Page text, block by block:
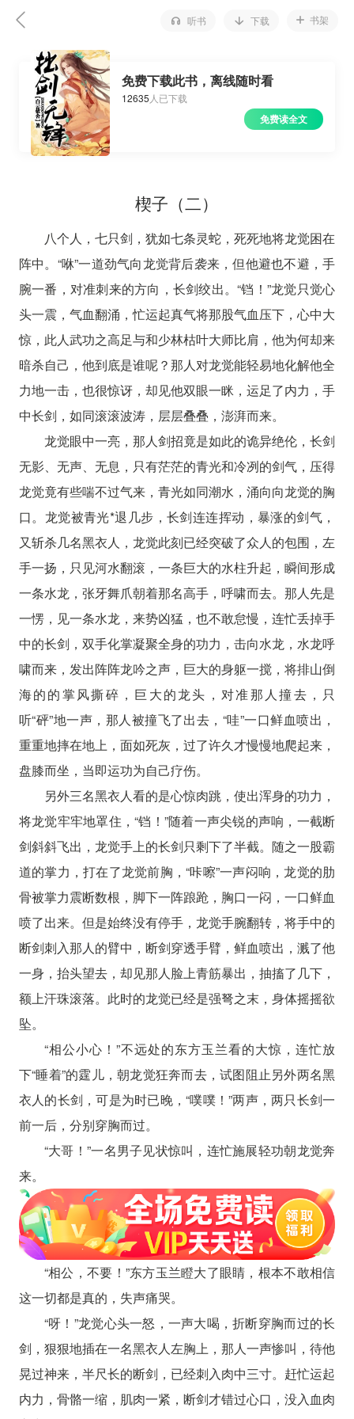
听书 下载 书架
免费下载此书，离线随时看
12635 人已下载
免费读全文
楔子（二）
八个人，七只剑，犹如七条灵蛇，死死地将龙觉困在
阵中。“咻”一道劲气向龙觉背后袭来，但他避也不避，手
腕一番，对准刺来的方向，长剑绞出。“铛！”龙觉只觉心
头一震，气血翻涌，忙运起真气将那股气血压下，心中大
惊，此人武功之高足与和少林枯叶大师比肩，他为何却来
暗杀自己，他到底是谁呢？那人对龙觉能轻易地化解他全
力地一击，也很惊讶，却见他双眼一眯，运足了内力，手
中长剑，如同滚滚波涛，层层叠叠，澎湃而来。
龙觉眼中一亮，那人剑招竟是如此的诡异绝伦，长剑
无影、无声、无息，只有茫茫的青光和冷冽的剑气，压得
龙觉竟有些喘不过气来，青光如同潮水，涌向向龙觉的胸
口。龙觉被青光*退几步，长剑连连挥动，暴涨的剑气，
又斩杀几名黑衣人，龙觉此刻已经突破了众人的包围，左
手一扬，只见河水翻滚，一条巨大的水柱升起，瞬间形成
一条水龙，张牙舞爪朝着那名高手，呼啸而去。那人先是
一愣，见一条水龙，来势凶猛，也不敢怠慢，连忙丢掉手
中的长剑，双手化掌凝聚全身的功力，击向水龙，水龙呼
啸而来，发出阵阵龙吟之声，巨大的身躯一搅，将排山倒
海的的掌风撕碎，巨大的龙头，对准那人撞去，只
听“砰”地一声，那人被撞飞了出去，“哇”一口鲜血喷出，
重重地摔在地上，面如死灰，过了许久才慢慢地爬起来，
盘膝而坐，当即运功为自己疗伤。
另外三名黑衣人看的是心惊肉跳，使出浑身的功力，
将龙觉牢牢地罩住，“铛！”随着一声尖锐的声响，一截断
剑斜斜飞出，龙觉手上的长剑只剩下了半截。随之一股霸
道的掌力，打在了龙觉前胸，“咔嚓”一声闷响，龙觉的肋
骨被掌力震断数根，脚下一阵踉跄，胸口一闷，一口鲜血
喷了出来。但是始终没有停手，龙觉手腕翻转，将手中的
断剑刺入那人的臂中，断剑穿透手臂，鲜血喷出，溅了他
一身，抬头望去，却见那人脸上青筋暴出，抽搐了几下，
额上汗珠滚落。此时的龙觉已经是强弩之末，身体摇摇欲
坠。
“相公小心！”不远处的东方玉兰看的大惊，连忙放
下“睡着”的霆儿，朝龙觉狂奔而去，试图阻止另外两名黑
衣人的长剑，可是为时已晚，“噗噗！”两声，两只长剑一
前一后，分别穿胸而过。
“大哥！”一名男子见状惊叫，连忙施展轻功朝龙觉奔
来。
“相公，不要！”东方玉兰瞪大了眼睛，根本不敢相信
这一切都是真的，失声痛哭。
“呀！”龙觉心头一怒，一声大喝，折断穿胸而过的长
剑，狠狠地插在一名黑衣人左胸上，那人一声惨叫，待他
晃过神来，半尺长的断剑，已经刺入肉中三寸。赶忙运起
内力，骨骼一缩，肌肉一紧，断剑才错过心口，没入血肉